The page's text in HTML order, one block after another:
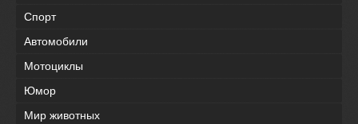
Спорт
Автомобили
Мотоциклы
Юмор
Мир животных